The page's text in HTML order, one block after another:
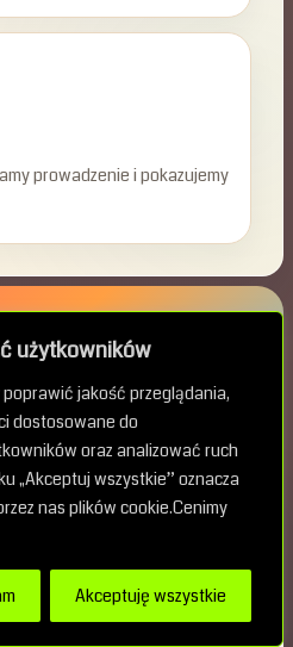
użytkowników
jakość przeglądania,
dostosowane do
oraz analizować ruch
„Akceptuj wszystkie” oznacza
nas plików cookie.Cenimy
Akceptuję wszystkie
prowadzenie i pokazujemy
:: Warszawa Gocław ::
Saska Kępa ::
:: Warszawa Olszynka
Gocławek ::
FAQ
pytania o plisy